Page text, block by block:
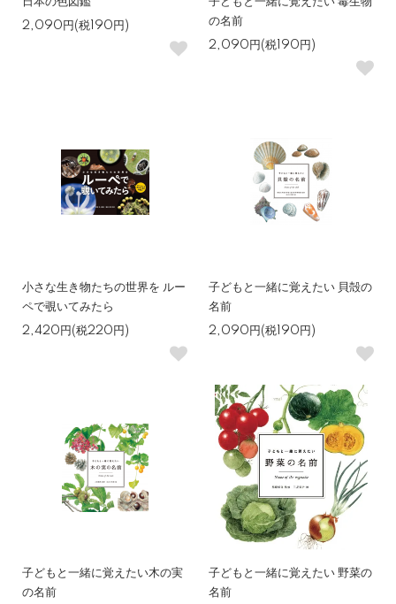
2,090円(税190円)
の名前
2,090円(税190円)
小さな生き物たちの世界を ルー
ペで覗いてみたら
2,420円(税220円)
子どもと一緒に覚えたい 貝殻の
名前
2,090円(税190円)
子どもと一緒に覚えたい木の実
の名前
子どもと一緒に覚えたい 野菜の
名前